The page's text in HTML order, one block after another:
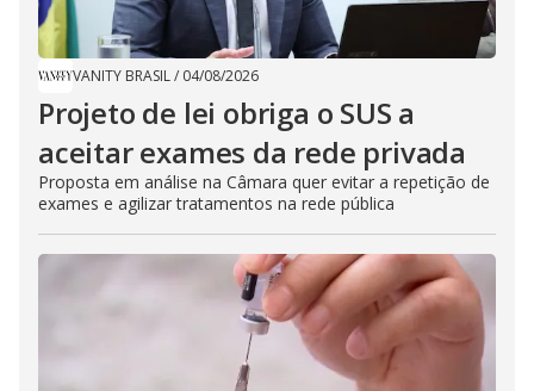
VANITY BRASIL/ 04/08/2026
Projeto de lei obriga o SUS a
aceitar exames da rede privada
Proposta em análise na Câmara quer evitar a repetição de
exames e agilizar tratamentos na rede pública